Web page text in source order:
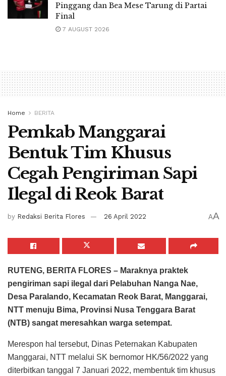
Pinggang dan Bea Mese Tarung di Partai
Final
7 AUGUST 2026
Home BERITA
Pemkab Manggarai
Bentuk Tim Khusus
Cegah Pengiriman Sapi
Ilegal di Reok Barat
by Redaksi Berita Flores 26 April 2022 AA
RUTENG, BERITA FLORES – Maraknya praktek
pengiriman sapi ilegal dari Pelabuhan Nanga Nae,
Desa Paralando, Kecamatan Reok Barat, Manggarai,
NTT menuju Bima, Provinsi Nusa Tenggara Barat
(NTB) sangat meresahkan warga setempat.
Merespon hal tersebut, Dinas Peternakan Kabupaten
Manggarai, NTT melalui SK bernomor HK/56/2022 yang
diterbitkan tanggal 7 Januari 2022, membentuk tim khusus